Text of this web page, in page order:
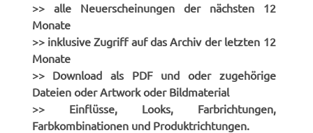
>> alle Neuerscheinungen der nächsten 12
Monate
>> inklusive Zugriff auf das Archiv der letzten 12
Monate
>> Download als PDF und oder zugehörige
Dateien oder Artwork oder Bildmaterial
>> Einflüsse, Looks, Farbrichtungen,
Farbkombinationen und Produktrichtungen.